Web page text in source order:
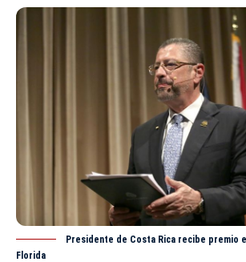
Presidente de Costa Rica recibe premio
Florida